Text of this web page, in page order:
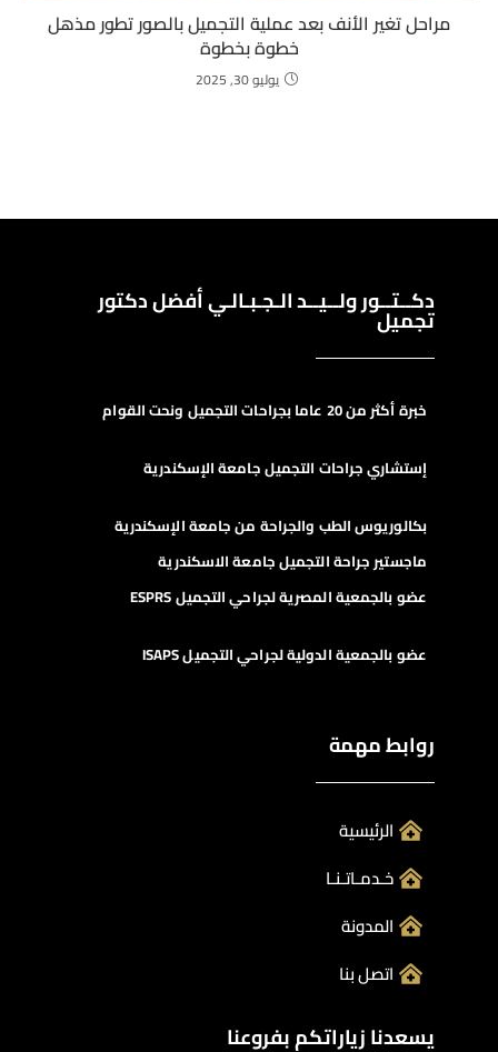
مراحل تغير الأنف بعد عملية التجميل بالصور تطور مذهل
خطوة بخطوة
يوليو 30, 2025
دكــتــور ولــيــد الـجـبـالـي أفضل دكتور
تجميل
خبرة أكثر من 20 عاما بجراحات التجميل ونحت القوام
إستشاري جراحات التجميل جامعة الإسكندرية
بكالوريوس الطب والجراحة من جامعة الإسكندرية
ماجستير جراحة التجميل جامعة الاسكندرية
عضو بالجمعية المصرية لجراحي التجميل ESPRS
عضو بالجمعية الدولية لجراحي التجميل ISAPS
روابط مهمة
الرئيسية
خـدمـاتـنـا
المدونة
اتصل بنا
يسعدنا زياراتكم بفروعنا